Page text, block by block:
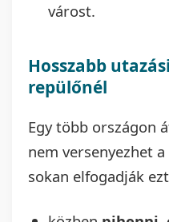
várost.
Hosszabb
repülőnél
Egy több országon
nem versenyezhet
sokan elfogadják